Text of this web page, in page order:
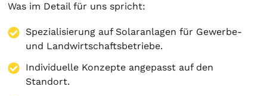
Was im Detail für uns spricht:
Spezialisierung auf Solaranlagen für Gewerbe-
und Landwirtschaftsbetriebe.
Individuelle Konzepte angepasst auf den
Standort.